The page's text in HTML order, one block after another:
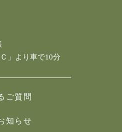
」より車で10分
ご質問
知らせ